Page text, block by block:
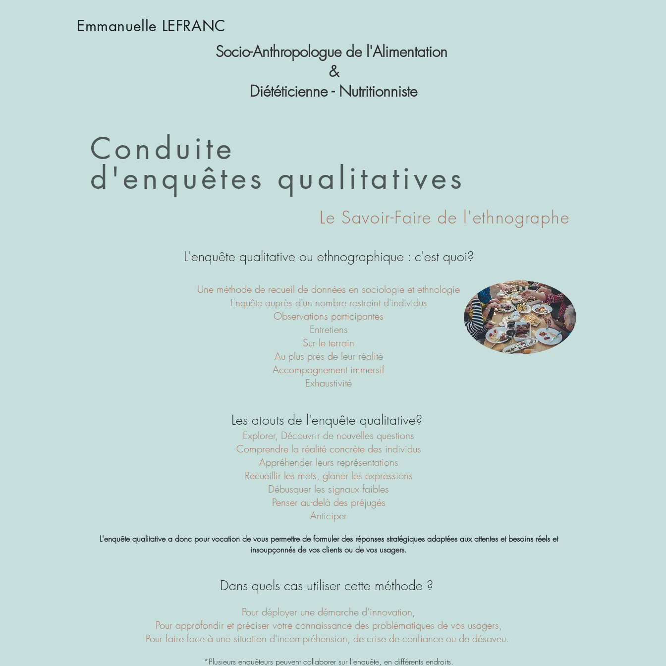
Emmanuelle LEFRANC
Socio-Anthropologue de l'Alimentation
&
Diététicienne - Nutritionniste
Conduite
d'enquêtes qualitatives
Le Savoir-Faire de l'ethnographe
L'enquête qualitative ou ethnographique : c'est quoi?
Une méthode de recueil de données en sociologie et ethnologie
Enquête auprès d'un nombre restreint d'individus
Observations participantes
Entretiens
Sur le terrain
Au plus près de leur réalité
Accompagnement immersif
Exhaustivité
Les atouts de l'enquête qualitative?
Explorer, Découvrir de nouvelles questions
Comprendre la réalité concrète des individus
Appréhender leurs représentations
Recueillir les mots, glaner les expressions
Débusquer les signaux faibles
Penser au-delà des préjugés
Anticiper
L'enquête qualitative a donc pour vocation de vous permettre de formuler des réponses stratégiques adaptées aux attentes et besoins réels et
insoupçonnés de vos clients ou de vos usagers.
Dans quels cas utiliser cette méthode ?
Pour déployer une démarche d’innovation,
Pour approfondir et préciser votre connaissance des problématiques de vos usagers,
Pour faire face à une situation d'incompréhension, de crise de confiance ou de désaveu.
*Plusieurs enquêteurs peuvent collaborer sur l'enquête, en différents endroits.